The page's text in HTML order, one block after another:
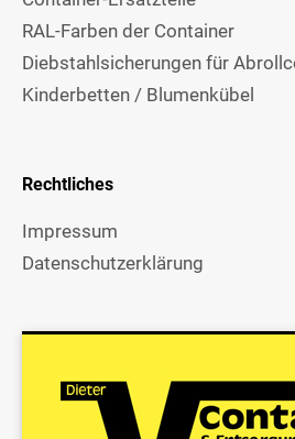
RAL-Farben der Container
Diebstahlsicherungen für
Kinderbetten / Blumenkübel
Rechtliches
Impressum
Datenschutzerklärung